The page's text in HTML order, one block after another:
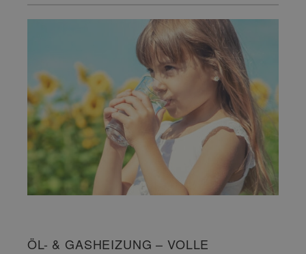
ÖL- & GASHEIZUNG – VOLLE